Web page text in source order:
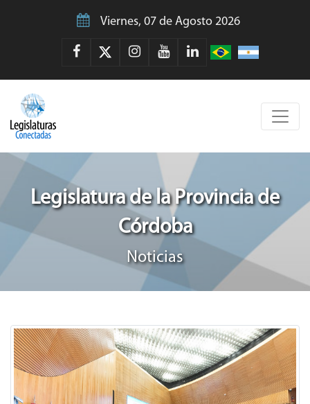
Viernes, 07 de Agosto 2026
Legislatura de la Provincia de
Córdoba
Noticias